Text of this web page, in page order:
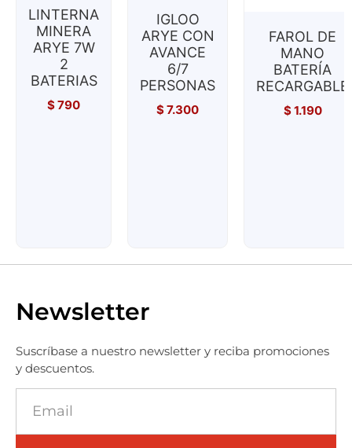
LINTERNA
MINERA
ARYE 7W
2
BATERIAS
$790
IGLOO
ARYE CON
AVANCE
6/7
PERSONAS
$7.300
FAROL DE
MANO
BATERÍA
RECARGABLE
$1.190
Newsletter
Suscríbase a nuestro newsletter y reciba promociones
y descuentos.